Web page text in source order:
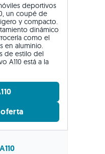
deportivos
un coupé de
y compacto.
dinámico
como el
en aluminio.
de estilo del
A110 está a la